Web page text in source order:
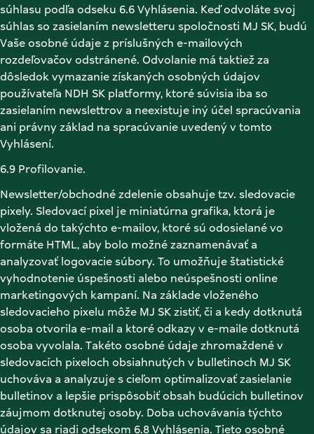
súhlasu podľa odseku 6.6 Vyhlásenia. Keď odvoláte svoj
súhlas so zasielaním newsletteru spoločnosti MJ SK, budú
Vaše osobné údaje z príslušných e-mailových
rozdeľovačov odstránené. Odvolanie má taktiež za
dôsledok vymazanie získaných osobných údajov
používateľa NDH SK platformy, ktoré súvisia iba so
zasielaním newslettrov a neexistuje iný účel spracúvania
ani právny základ na spracúvanie uvedený v tomto
Vyhlásení.
6.9 Profilovanie.
Newsletter/obchodné zdelenie obsahuje tzv. sledovacie
pixely. Sledovací pixel je miniatúrna grafika, ktorá je
vložená do takýchto e-mailov, ktoré sú odosielané vo
formáte HTML, aby bolo možné zaznamenávať a
analyzovať logovacie súbory. To umožňuje štatistické
vyhodnotenie úspešnosti alebo neúspešnosti online
marketingových kampaní. Na základe vloženého
sledovacieho pixelu môže MJ SK zistiť, či a kedy dotknutá
osoba otvorila e-mail a ktoré odkazy v e-maile dotknutá
osoba vyvolala. Takéto osobné údaje zhromaždené v
sledovacích pixeloch obsiahnutých v bulletinoch MJ SK
uchováva a analyzuje s cieľom optimalizovať zasielanie
bulletinov a lepšie prispôsobiť obsah budúcich bulletinov
záujmom dotknutej osoby. Doba uchovávania týchto
údajov sa riadi odsekom 6.8 Vyhlásenia. Tieto osobné